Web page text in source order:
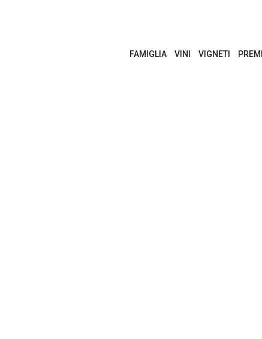
FAMIGLIA VINI VIGNETI PREMI